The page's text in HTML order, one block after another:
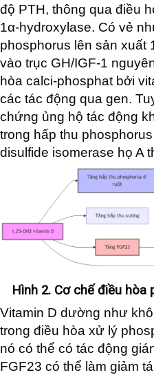
độ PTH, thông qua điều
1α-hydroxylase. Có vẻ
phosphorus lên sản xuất
vào trục GH/IGF-1
hòa calci-phosphat bởi
các tác động qua gen.
chứng ủng hộ tác động
trong hấp thu
disulfide isomerase họ A
Hình 2. Cơ chế điều
Vitamin D dường như
trong điều hòa xử lý
nó có thể có tác động
FGF23 có thể làm giảm